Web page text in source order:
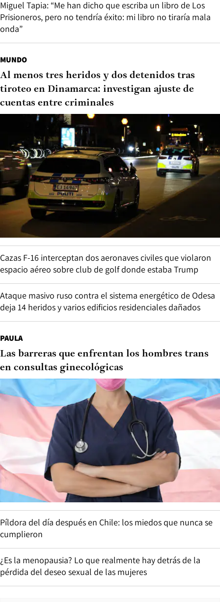
Miguel Tapia: “Me han dicho que escriba un libro de Los
Prisioneros, pero no tendría éxito: mi libro no tiraría mala
onda”
MUNDO
Al menos tres heridos y dos detenidos tras
tiroteo en Dinamarca: investigan ajuste de
cuentas entre criminales
Cazas F-16 interceptan dos aeronaves civiles que violaron
espacio aéreo sobre club de golf donde estaba Trump
Ataque masivo ruso contra el sistema energético de Odesa
deja 14 heridos y varios edificios residenciales dañados
PAULA
Las barreras que enfrentan los hombres trans
en consultas ginecológicas
Píldora del día después en Chile: los miedos que nunca se
cumplieron
¿Es la menopausia? Lo que realmente hay detrás de la
pérdida del deseo sexual de las mujeres